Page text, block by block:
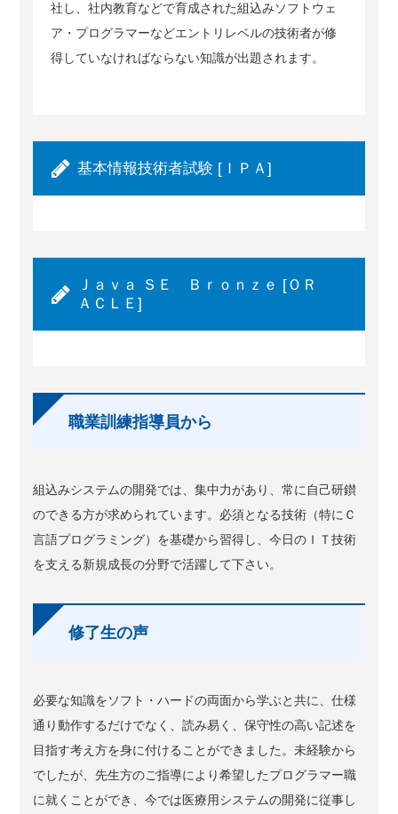
社し、社内教育などで育成された組込みソフトウェ
ア・プログラマーなどエントリレベルの技術者が修
得していなければならない知識が出題されます。
基本情報技術者試験 [ＩＰＡ]
Ｊａｖａ ＳＥ Ｂｒｏｎｚｅ [ＯＲ
ＡＣＬＥ]
職業訓練指導員から
組込みシステムの開発では、集中力があり、常に自己研鑚
のできる方が求められています。必須となる技術（特にＣ
言語プログラミング）を基礎から習得し、今日のＩＴ技術
を支える新規成長の分野で活躍して下さい。
修了生の声
必要な知識をソフト・ハードの両面から学ぶと共に、仕様
通り動作するだけでなく、読み易く、保守性の高い記述を
目指す考え方を身に付けることができました。未経験から
でしたが、先生方のご指導により希望したプログラマー職
に就くことができ、今では医療用システムの開発に従事し